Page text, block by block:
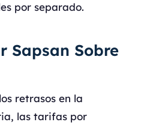
por separado.
Sapsan Sobre
retrasos en la
las tarifas por